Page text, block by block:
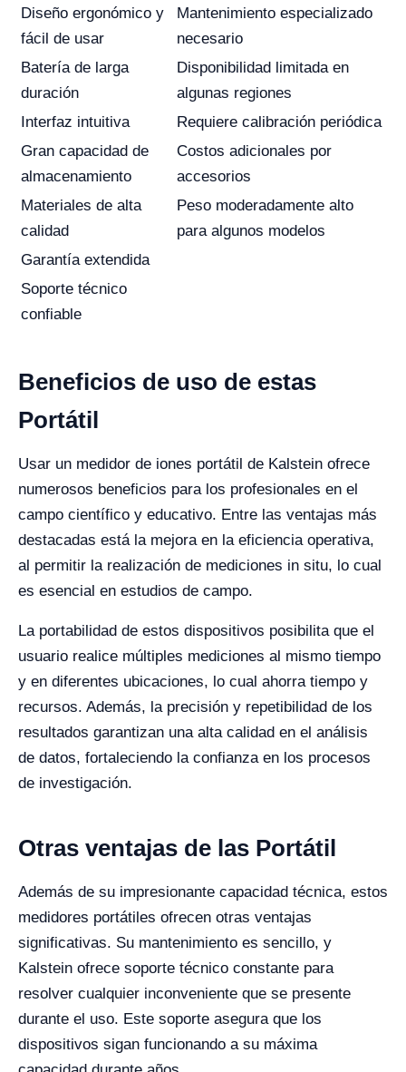
Diseño ergonómico y
fácil de usar
Mantenimiento especializado
necesario
Batería de larga
duración
Disponibilidad limitada en
algunas regiones
Interfaz intuitiva
Requiere calibración periódica
Gran capacidad de
almacenamiento
Costos adicionales por
accesorios
Materiales de alta
calidad
Peso moderadamente alto
para algunos modelos
Garantía extendida
Soporte técnico
confiable
Beneficios de uso de estas
Portátil
Usar un medidor de iones portátil de Kalstein ofrece
numerosos beneficios para los profesionales en el
campo científico y educativo. Entre las ventajas más
destacadas está la mejora en la eficiencia operativa,
al permitir la realización de mediciones in situ, lo cual
es esencial en estudios de campo.
La portabilidad de estos dispositivos posibilita que el
usuario realice múltiples mediciones al mismo tiempo
y en diferentes ubicaciones, lo cual ahorra tiempo y
recursos. Además, la precisión y repetibilidad de los
resultados garantizan una alta calidad en el análisis
de datos, fortaleciendo la confianza en los procesos
de investigación.
Otras ventajas de las Portátil
Además de su impresionante capacidad técnica, estos
medidores portátiles ofrecen otras ventajas
significativas. Su mantenimiento es sencillo, y
Kalstein ofrece soporte técnico constante para
resolver cualquier inconveniente que se presente
durante el uso. Este soporte asegura que los
dispositivos sigan funcionando a su máxima